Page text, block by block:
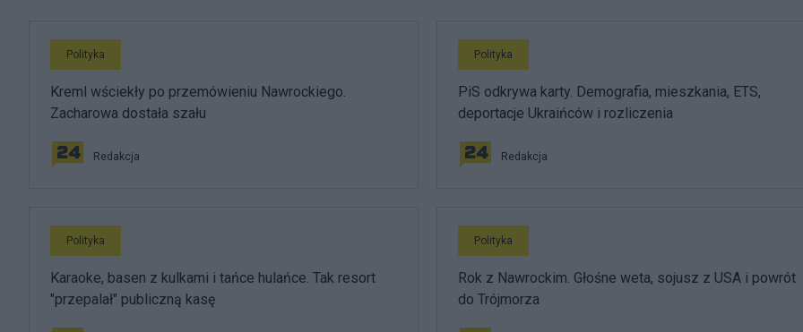
Polityka
Kreml wściekły po przemówieniu Nawrockiego.
Zacharowa dostała szału
Redakcja
Polityka
PiS odkrywa karty. Demografia, mieszkania, ETS,
deportacje Ukraińców i rozliczenia
Redakcja
Polityka
Karaoke, basen z kulkami i tańce hulańce. Tak resort
"przepalał" publiczną kasę
Polityka
Rok z Nawrockim. Głośne weta, sojusz z USA i powrót
do Trójmorza